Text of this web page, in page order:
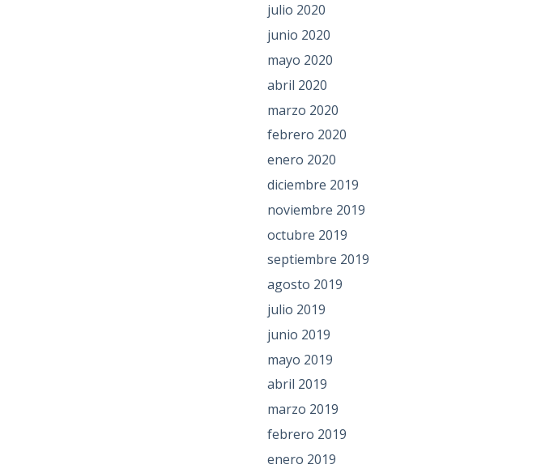
julio 2020
junio 2020
mayo 2020
abril 2020
marzo 2020
febrero 2020
enero 2020
diciembre 2019
noviembre 2019
octubre 2019
septiembre 2019
agosto 2019
julio 2019
junio 2019
mayo 2019
abril 2019
marzo 2019
febrero 2019
enero 2019